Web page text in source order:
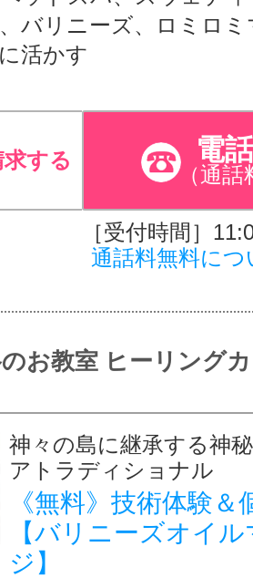
バリニーズ、ロミロ
活かす
する 電
（通話
［受付時間］
通話料無料につ
お教室 ヒーリング
神々の島に継承する神
アトラディショナル
《無料》技術体験＆
【バリニーズオイ
ジ】